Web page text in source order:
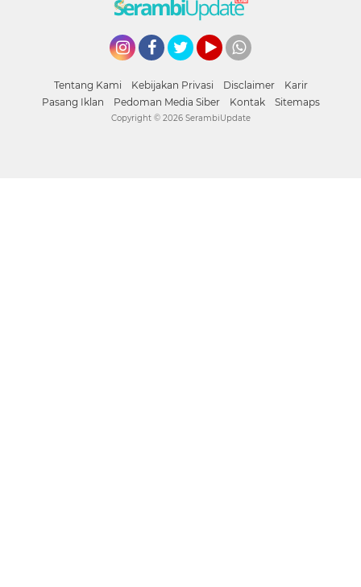
Tentang Kami Kebijakan Privasi Disclaimer
Karir
Pasang Iklan
Pedoman Media Siber Kontak Sitemaps
Copyright © 2026 SerambiUpdate